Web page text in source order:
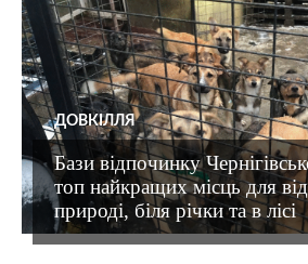
ДОВКІЛЛЯ
Бази відпочинку
топ найкращих місць для
природі, біля річки та в лісі